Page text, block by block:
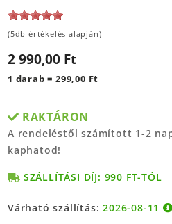
(5db értékelés alapján)
2 990,00 Ft
1 darab = 299,00 Ft
RAKTÁRON
A rendeléstől számított 1-2
kaphatod!
SZÁLLÍTÁSI DÍJ: 990 FT-TÓL
Várható szállítás:2026-08-11